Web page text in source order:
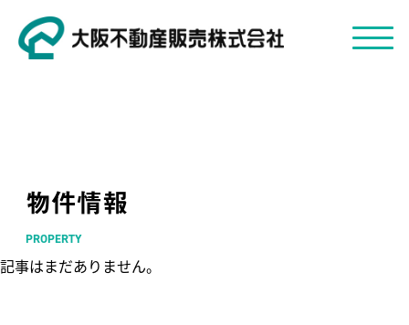
物件情報
PROPERTY
記事はまだありません。